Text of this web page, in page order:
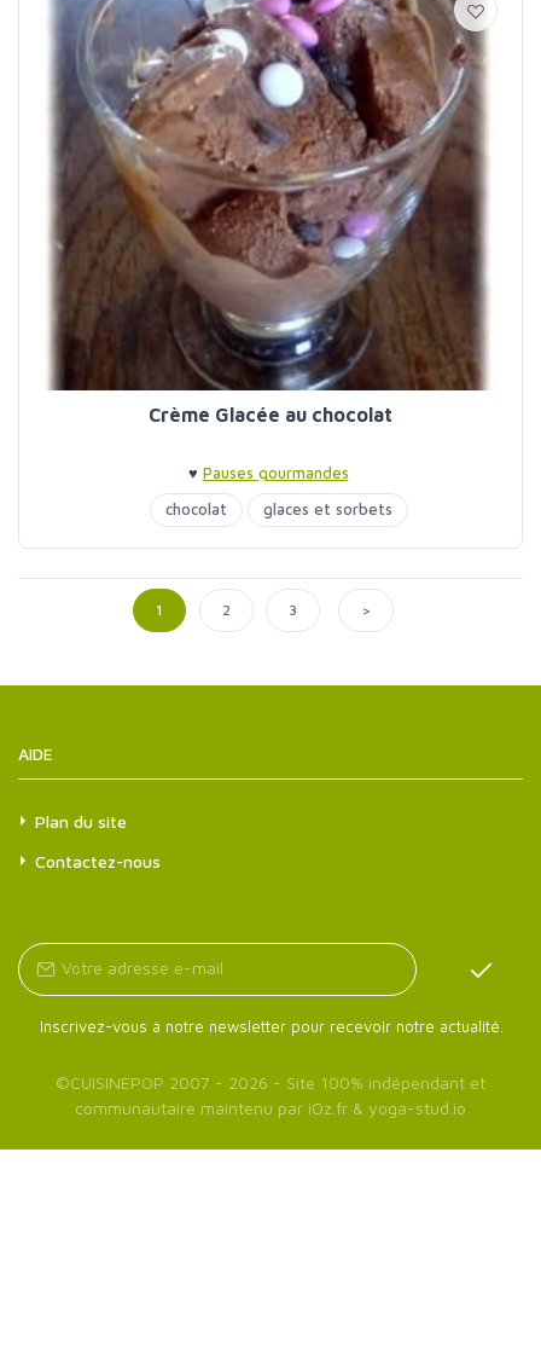
Crème Glacée au chocolat
♥ Pauses gourmandes
chocolat
glaces et sorbets
1 2 3 >
AIDE
Plan du site
Contactez-nous
Inscrivez-vous à notre newsletter pour recevoir notre actualité.
©CUISINEPOP 2007 - 2026 - Site 100% indépendant et
communautaire maintenu par iOz.fr & yoga-stud.io